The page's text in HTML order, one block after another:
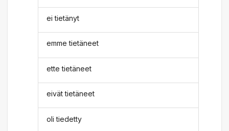
ei tietänyt
emme tietäneet
ette tietäneet
eivät tietäneet
oli tiedetty